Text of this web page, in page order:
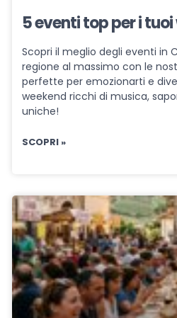
5 eventi top per i
Scopri il meglio degli eventi in
regione al massimo con le
perfette per emozionarti e
weekend ricchi di musica,
uniche!
SCOPRI »